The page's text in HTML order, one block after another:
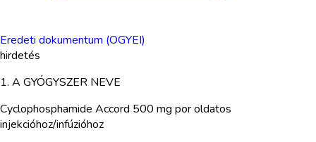
Eredeti dokumentum (OGYEI)
hirdetés
1. A GYÓGYSZER NEVE
Cyclophosphamide Accord 500 mg por oldatos
injekcióhoz/infúzióhoz